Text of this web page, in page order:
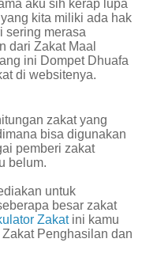
aku sih kerap lupa
kita miliki ada hak
sering merasa
dari Zakat Maal
ini Dompet Dhuafa
di websitenya.
zakat yang
bisa digunakan
pemberi zakat
belum.
untuk
besar zakat
Zakatini kamu
Penghasilan dan